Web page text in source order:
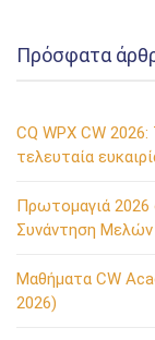
Πρόσφατα
CQ WPX CW
τελευταία
Πρωτομαγιά
Συνάντηση Μελών
Μαθήματα CW
2026)